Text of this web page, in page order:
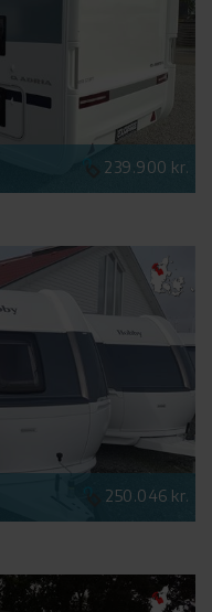
239.900 kr.
250.046 kr.